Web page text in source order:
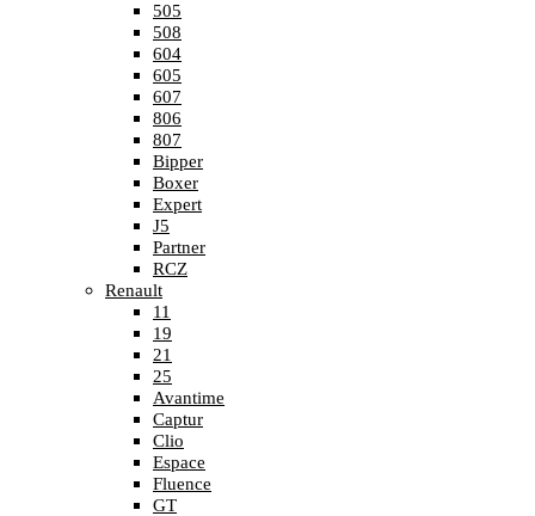
505
508
604
605
607
806
807
Bipper
Boxer
Expert
J5
Partner
RCZ
Renault
11
19
21
25
Avantime
Captur
Clio
Espace
Fluence
GT